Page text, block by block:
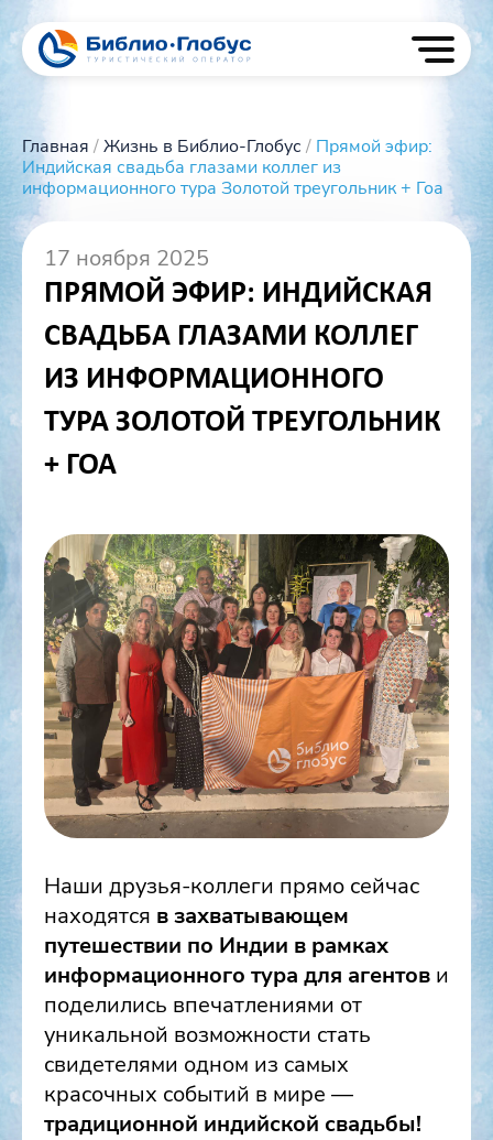
Skip
to
content
Главная /Жизнь в Библио-Глобус / Прямой эфир:
Индийская свадьба глазами коллег из
информационного тура Золотой треугольник + Гоа
17 ноября 2025
ПРЯМОЙ ЭФИР: ИНДИЙСКАЯ
СВАДЬБА ГЛАЗАМИ КОЛЛЕГ
ИЗ ИНФОРМАЦИОННОГО
ТУРА ЗОЛОТОЙ ТРЕУГОЛЬНИК
+ ГОА
Наши друзья-коллеги прямо сейчас
находятся в захватывающем
путешествии по Индии в рамках
информационного тура для агентов и
поделились впечатлениями от
уникальной возможности стать
свидетелями одном из самых
красочных событий в мире —
традиционной индийской свадьбы!